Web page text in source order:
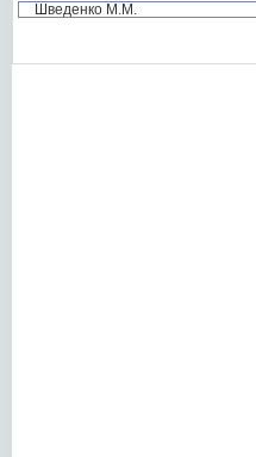
Шведенко М.М.